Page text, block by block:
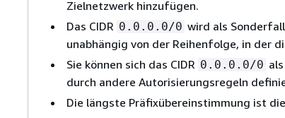
Zielnetzwerk hinzufügen.
Das CIDR 0.0.0.0/0 wird als
unabhängig von der Reihenfolge, in der
Sie können sich das CIDR 0.0.0.0/0
durch andere Autorisierungsregeln
Die längste Präfixübereinstimmung ist